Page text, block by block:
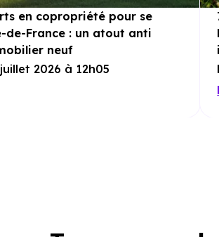
en copropriété pour se
France : un atout anti
neuf
2026 à 12h05